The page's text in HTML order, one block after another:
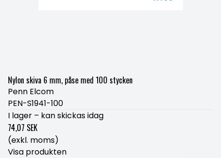
Nylon skiva 6 mm, påse med 100 stycken
Penn Elcom
PEN-S1941-100
I lager – kan skickas idag
74,07 SEK
(exkl. moms)
Visa produkten